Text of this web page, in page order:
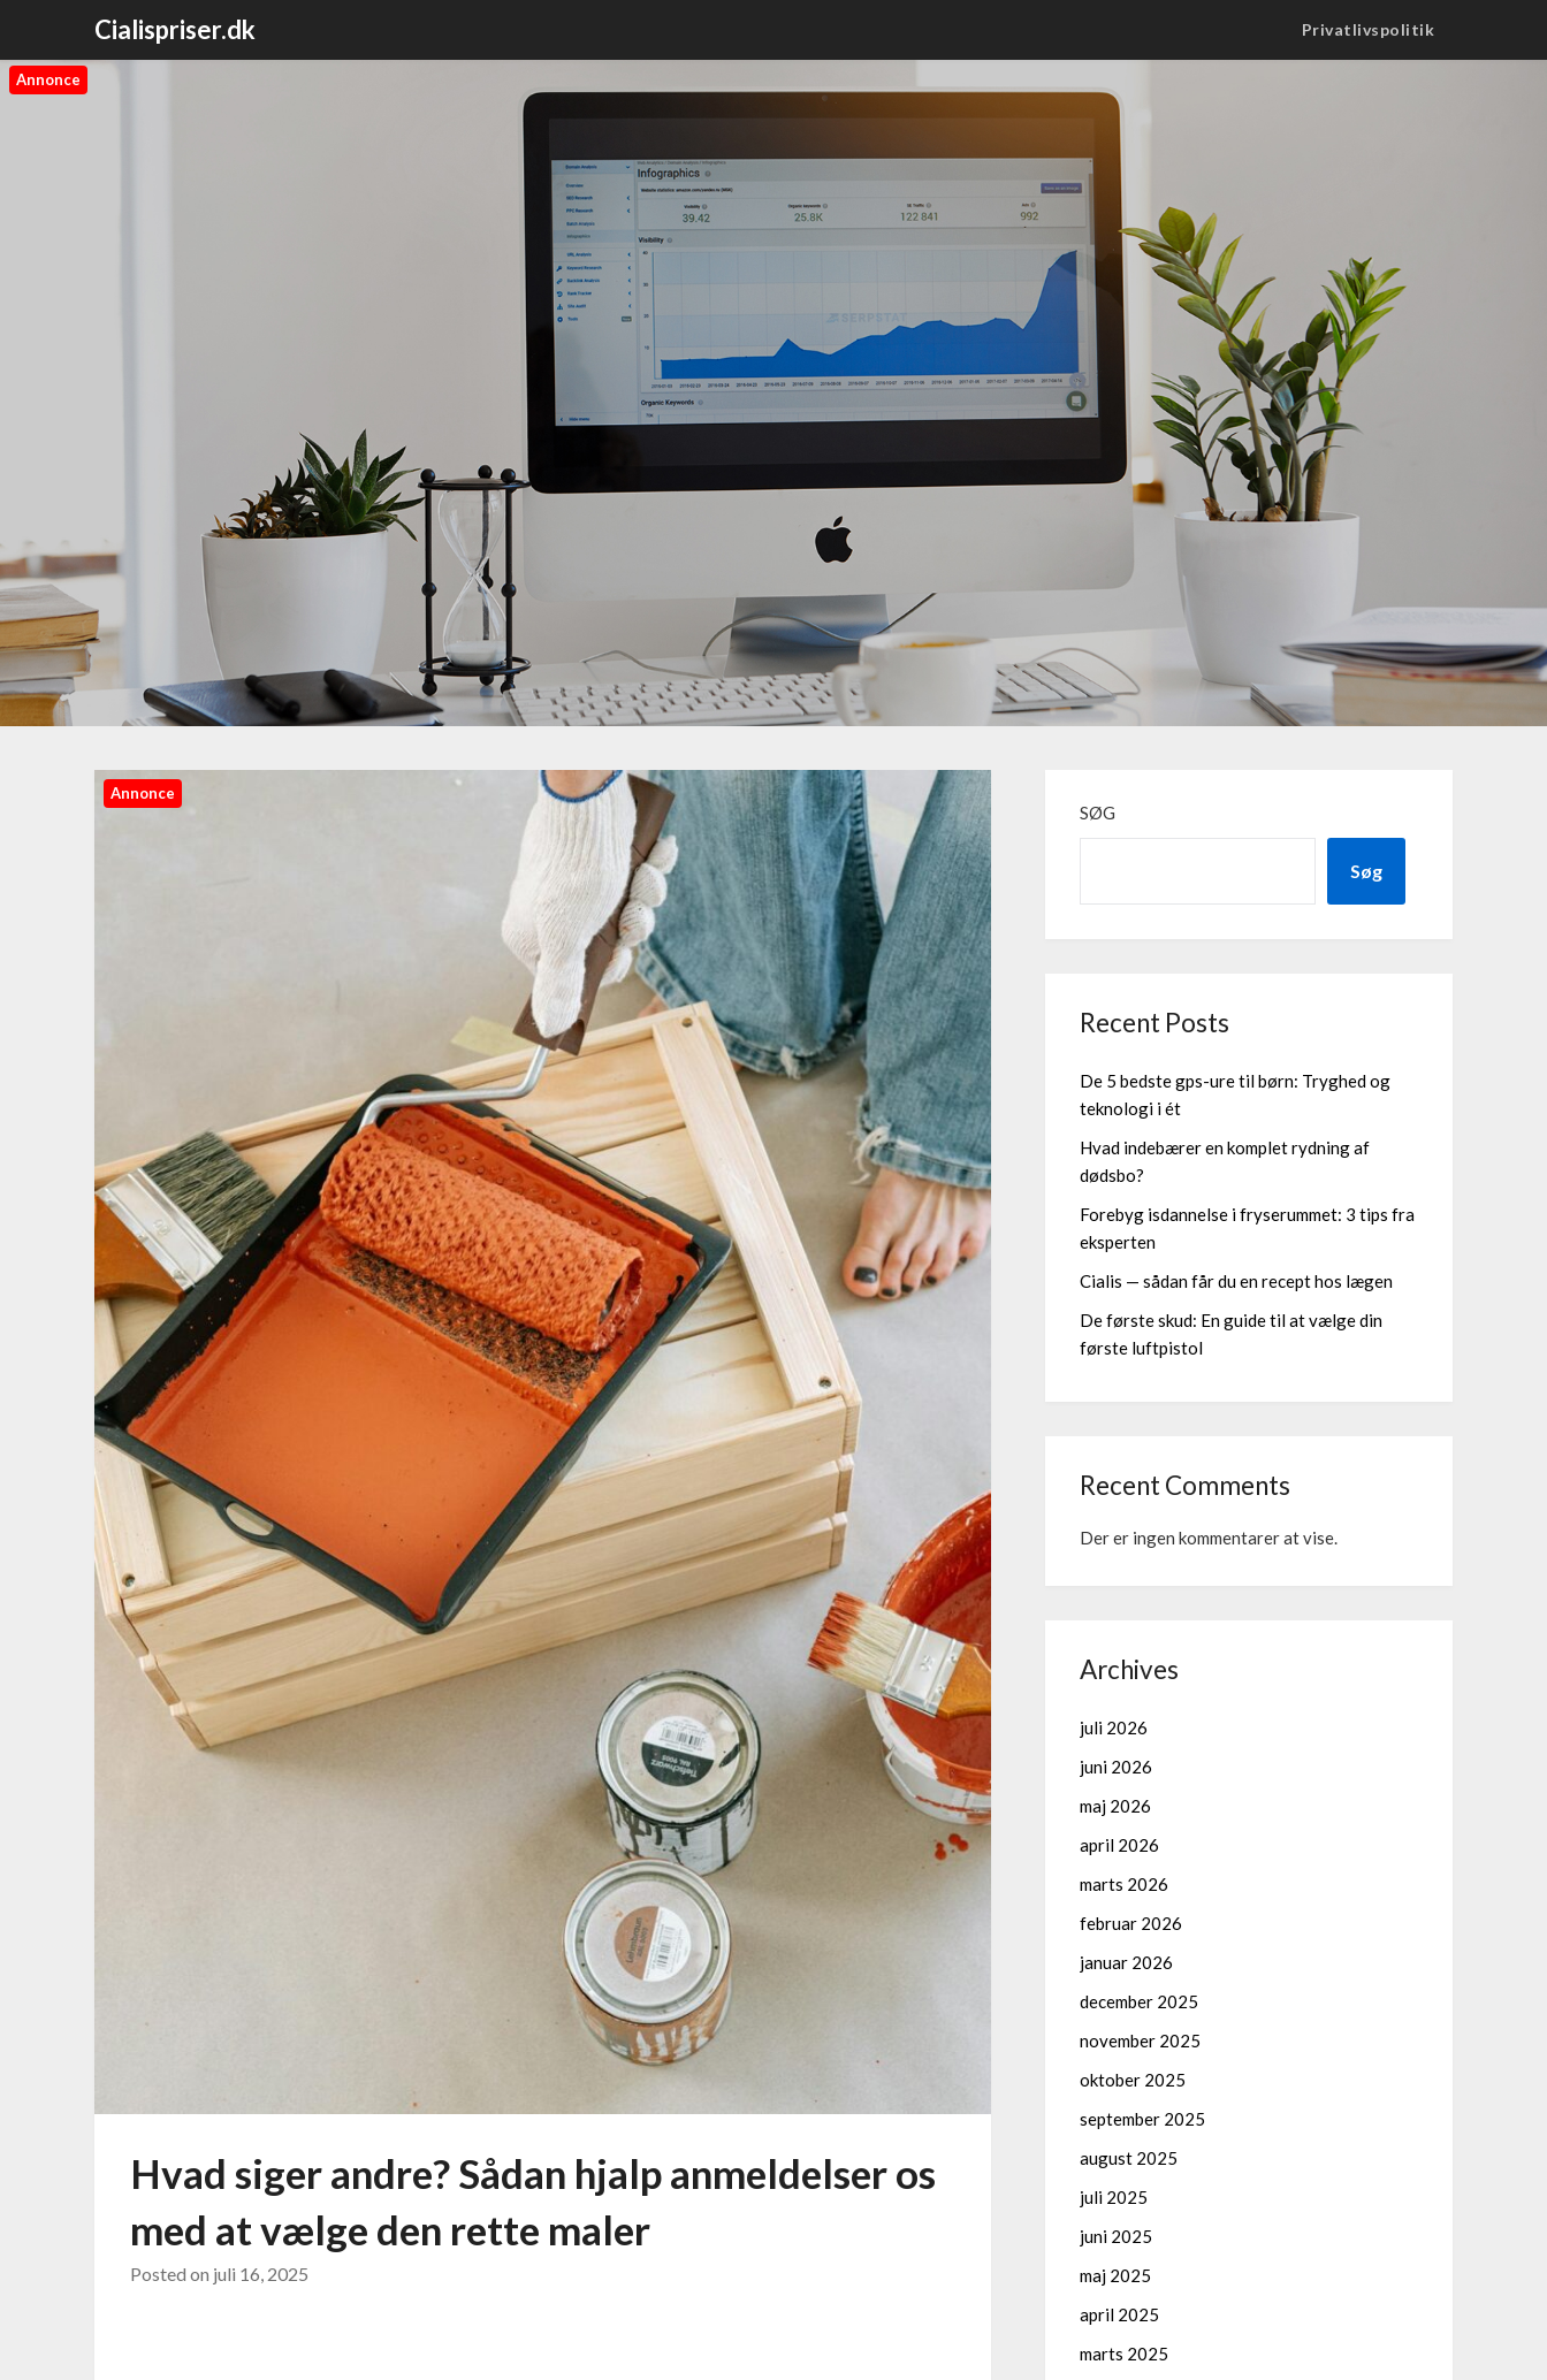
Cialispriser.dk Privatlivspolitik
Annonce
Annonce
Hvad siger andre? Sådan hjalp anmeldelser os
med at vælge den rette maler
Posted on juli 16, 2025
SØG
Søg
Recent Posts
De 5 bedste gps-ure til børn: Tryghed og
teknologi i ét
Hvad indebærer en komplet rydning af
dødsbo?
Forebyg isdannelse i fryserummet: 3 tips fra
eksperten
Cialis — sådan får du en recept hos lægen
De første skud: En guide til at vælge din
første luftpistol
Recent Comments
Der er ingen kommentarer at vise.
Archives
juli 2026
juni 2026
maj 2026
april 2026
marts 2026
februar 2026
januar 2026
december 2025
november 2025
oktober 2025
september 2025
august 2025
juli 2025
juni 2025
maj 2025
april 2025
marts 2025